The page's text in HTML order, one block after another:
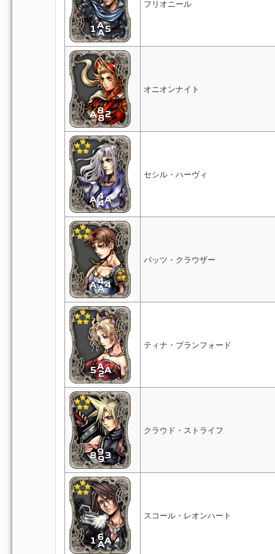
フリオニール
オニオンナイト
セシル・ハーヴィ
バッツ・クラウザー
ティナ・ブランフォード
クラウド・ストライフ
スコール・レオンハート